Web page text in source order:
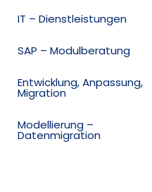
IT – Dienstleistungen
SAP – Modulberatung
Entwicklung, Anpassung,
Migration
Modellierung –
Datenmigration